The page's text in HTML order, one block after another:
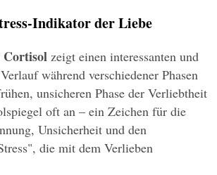
Indikator der Liebe
Cortisol zeigt einen interessanten und
während verschiedener Phasen
unsicheren Phase der Verliebtheit
oft an – ein Zeichen für die
Unsicherheit und den
die mit dem Verlieben